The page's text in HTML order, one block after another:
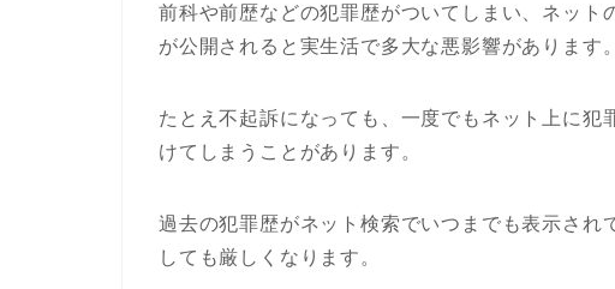
前科や前歴などの犯罪歴がついてしまい、ネット
が公開されると実生活で多大な悪影響があります。
たとえ不起訴になっても、一度でもネット上に犯
けてしまうことがあります。
過去の犯罪歴がネット検索でいつまでも表示され
しても厳しくなります。